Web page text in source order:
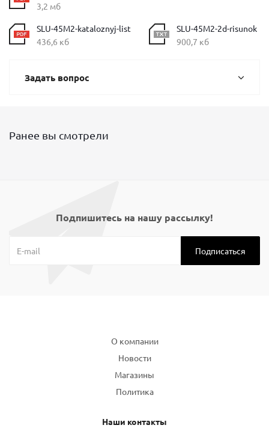
3,2 мб
SLU-45M2-kataloznyj-list
436,6 кб
SLU-45M2-2d-risunok
900,7 кб
Задать вопрос
Ранее вы смотрели
Подпишитесь на нашу рассылку!
О компании
Новости
Магазины
Политика
Наши контакты